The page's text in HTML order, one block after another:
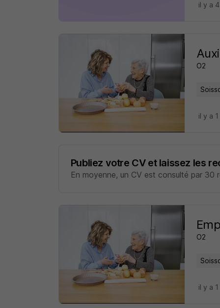
il y a
O2
il y a
Publiez votre CV et laissez les
En moyenne, un CV est consulté par 30
O2
il y a